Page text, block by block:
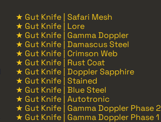
★ Gut Knife | Safari Mesh
★ Gut Knife | Lore
★ Gut Knife | Gamma Doppler
★ Gut Knife | Damascus Steel
★ Gut Knife | Crimson Web
★ Gut Knife | Rust Coat
★ Gut Knife | Doppler Sapphire
★ Gut Knife | Stained
★ Gut Knife | Blue Steel
★ Gut Knife | Autotronic
★ Gut Knife | Gamma Doppler Phase 2
★ Gut Knife | Gamma Doppler Phase 1